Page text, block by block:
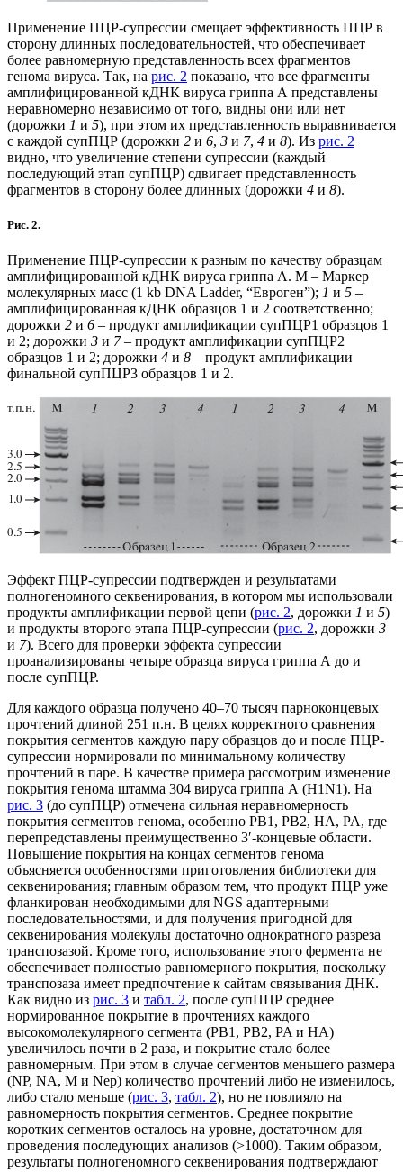
Применение ПЦР-супрессии смещает эффективность ПЦР в
сторону длинных последовательностей, что обеспечивает
более равномерную представленность всех фрагментов
генома вируса. Так, на рис. 2 показано, что все фрагменты
амплифицированной кДНК вируса гриппа А представлены
неравномерно независимо от того, видны они или нет
(дорожки 1 и 5), при этом их представленность выравнивается
с каждой супПЦР (дорожки 2 и 6, 3 и 7, 4 и 8). Из рис. 2
видно, что увеличение степени супрессии (каждый
последующий этап супПЦР) сдвигает представленность
фрагментов в сторону более длинных (дорожки 4 и 8).
Рис. 2.
Применение ПЦР-супрессии к разным по качеству образцам
амплифицированной кДНК вируса гриппа А. М – Маркер
молекулярных масс (1 kb DNA Ladder, “Евроген”); 1 и 5 –
амплифицированная кДНК образцов 1 и 2 соответственно;
дорожки 2 и 6 – продукт амплификации супПЦР1 образцов 1
и 2; дорожки 3 и 7– продукт амплификации супПЦР2
образцов 1 и 2; дорожки 4 и 8 – продукт амплификации
финальной супПЦР3 образцов 1 и 2.
Эффект ПЦР-супрессии подтвержден и результатами
полногеномного секвенирования, в котором мы использовали
продукты амплификации первой цепи (рис. 2, дорожки 1 и 5)
и продукты второго этапа ПЦР-супрессии (рис. 2, дорожки 3
и 7). Всего для проверки эффекта супрессии
проанализированы четыре образца вируса гриппа А до и
после супПЦР.
Для каждого образца получено 40–70 тысяч парноконцевых
прочтений длиной 251 п.н. В целях корректного сравнения
покрытия сегментов каждую пару образцов до и после ПЦР-
супрессии нормировали по минимальному количеству
прочтений в паре. В качестве примера рассмотрим изменение
покрытия генома штамма 304 вируса гриппа А (H1N1). На
рис. 3 (до супПЦР) отмечена сильная неравномерность
покрытия сегментов генома, особенно PB1, PB2, НА, PA, где
перепредставлены преимущественно 3′-концевые области.
Повышение покрытия на концах сегментов генома
объясняется особенностями приготовления библиотеки для
секвенирования; главным образом тем, что продукт ПЦР уже
фланкирован необходимыми для NGS адаптерными
последовательностями, и для получения пригодной для
секвенирования молекулы достаточно однократного разреза
транспозазой. Кроме того, использование этого фермента не
обеспечивает полностью равномерного покрытия, поскольку
транспозаза имеет предпочтение к сайтам связывания ДНК.
Как видно из рис. 3 и табл. 2, после супПЦР среднее
нормированное покрытие в прочтениях каждого
высокомолекулярного сегмента (PB1, PB2, PA и HA)
увеличилось почти в 2 раза, и покрытие стало более
равномерным. При этом в случае сегментов меньшего размера
(NP, NA, M и Nep) количество прочтений либо не изменилось,
либо стало меньше (рис. 3, табл. 2), но не повлияло на
равномерность покрытия сегментов. Среднее покрытие
коротких сегментов осталось на уровне, достаточном для
проведения последующих анализов (>1000). Таким образом,
результаты полногеномного секвенирования подтверждают